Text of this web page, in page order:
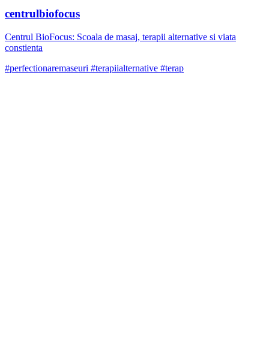
centrulbiofocus
Centrul BioFocus: Scoala de masaj, terapii alternative si viata
constienta
#perfectionaremaseuri #terapiialternative #terap